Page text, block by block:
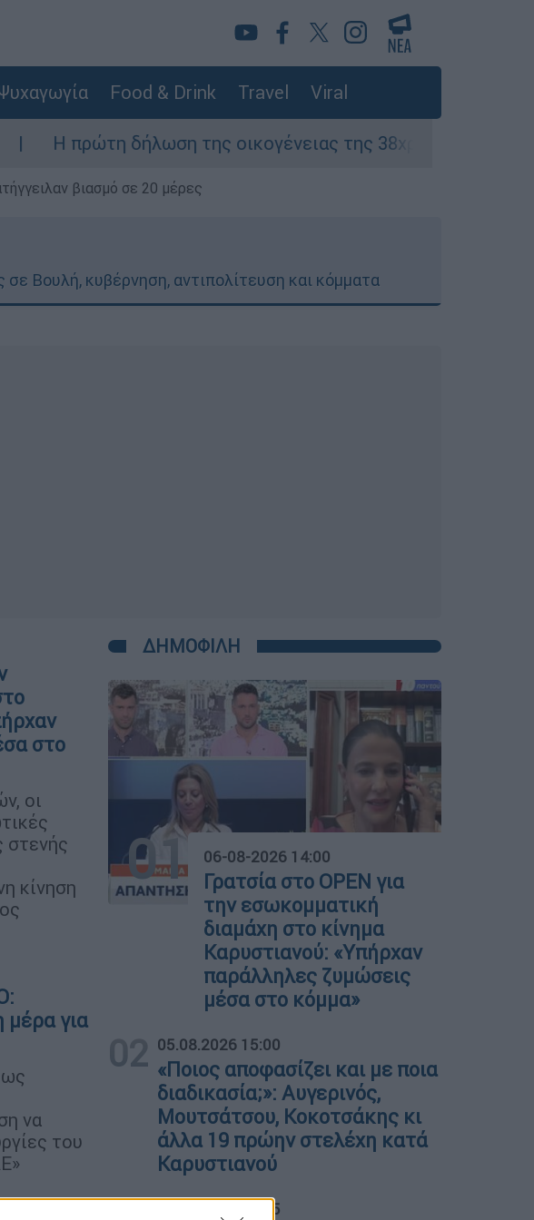
Food & Drink Travel Viral
δήλωση της οικογένειας της 38χρονης Βρετανίδας που
βιασμό σε 20 μέρες
σε Βουλή, κυβέρνηση, αντιπολίτευση και κόμματα
στο
οι
στενής
κίνηση
μέρα για
ως
να
του
ΔΗΜΟΦΙΛΗ
01 06-08-2026 14:00
Γρατσία στο OPEN για
την εσωκομματική
διαμάχη στο κίνημα
Καρυστιανού: «Υπήρχαν
παράλληλες ζυμώσεις
μέσα στο κόμμα»
02 05.08.2026 15:00
«Ποιος αποφασίζει και με ποια
διαδικασία;»: Αυγερινός,
Μουτσάτσου, Κοκοτσάκης κι
άλλα 19 πρώην στελέχη κατά
Καρυστιανού
05.08.2026 16:05